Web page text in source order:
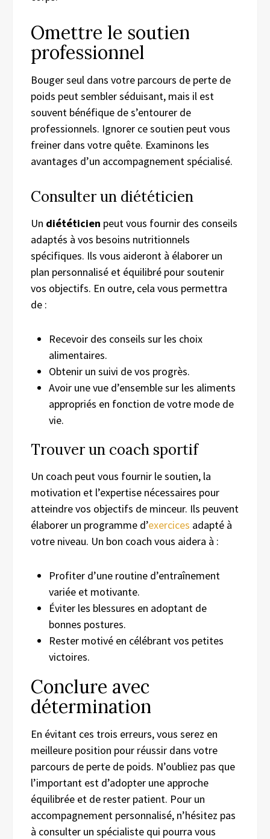
Omettre le soutien
professionnel
Bouger seul dans votre parcours de perte de
poids peut sembler séduisant, mais il est
souvent bénéfique de s’entourer de
professionnels. Ignorer ce soutien peut vous
freiner dans votre quête. Examinons les
avantages d’un accompagnement spécialisé.
Consulter un diététicien
Un diététicien peut vous fournir des conseils
adaptés à vos besoins nutritionnels
spécifiques. Ils vous aideront à élaborer un
plan personnalisé et équilibré pour soutenir
vos objectifs. En outre, cela vous permettra
de :
Recevoir des conseils sur les choix
alimentaires.
Obtenir un suivi de vos progrès.
Avoir une vue d’ensemble sur les aliments
appropriés en fonction de votre mode de
vie.
Trouver un coach sportif
Un coach peut vous fournir le soutien, la
motivation et l’expertise nécessaires pour
atteindre vos objectifs de minceur. Ils peuvent
élaborer un programme d’exercices adapté à
votre niveau. Un bon coach vous aidera à :
Profiter d’une routine d’entraînement
variée et motivante.
Éviter les blessures en adoptant de
bonnes postures.
Rester motivé en célébrant vos petites
victoires.
Conclure avec
détermination
En évitant ces trois erreurs, vous serez en
meilleure position pour réussir dans votre
parcours de perte de poids. N’oubliez pas que
l’important est d’adopter une approche
équilibrée et de rester patient. Pour un
accompagnement personnalisé, n’hésitez pas
à consulter un spécialiste qui pourra vous